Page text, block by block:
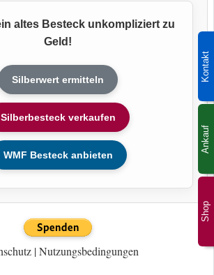
Shop
Kontakt
Ankauf
altes Besteck unkompliziert zu
Geld!
Silberwert ermitteln
Silberbesteck verkaufen
WMF Besteck anbieten
|Nutzungsbedingungen